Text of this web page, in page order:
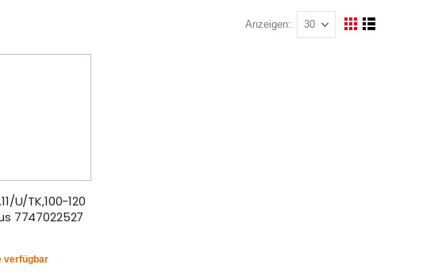
Anzeigen
Ansicht
U/TK,100-120
7747022527
verfügbar